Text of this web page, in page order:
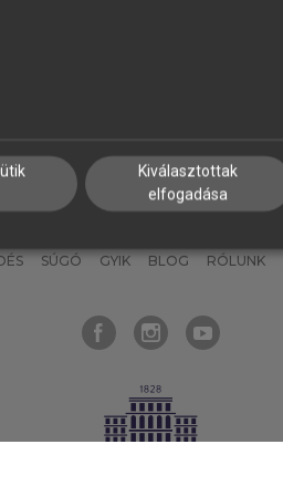
SÚGÓ GYIK BLOG RÓLUNK
Kiválasztottak
elfogadása